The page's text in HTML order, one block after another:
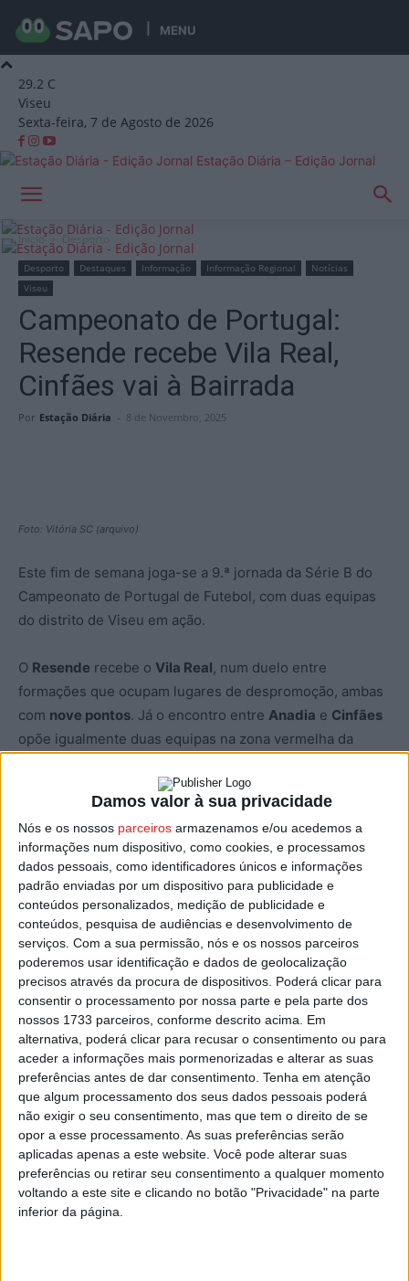
Damos valor à sua privacidade
Nós e os nossos parceiros armazenamos e/ou acedemos a
informações num dispositivo, como cookies, e processamos
dados pessoais, como identificadores únicos e informações
padrão enviadas por um dispositivo para publicidade e
conteúdos personalizados, medição de publicidade e
conteúdos, pesquisa de audiências e desenvolvimento de
serviços. Com a sua permissão, nós e os nossos parceiros
poderemos usar identificação e dados de geolocalização
precisos através da procura de dispositivos. Poderá clicar para
consentir o processamento por nossa parte e pela parte dos
nossos 1733 parceiros, conforme descrito acima. Em
alternativa, poderá clicar para recusar o consentimento ou para
aceder a informações mais pormenorizadas e alterar as suas
preferências antes de dar consentimento. Tenha em atenção
que algum processamento dos seus dados pessoais poderá
não exigir o seu consentimento, mas que tem o direito de se
opor a esse processamento. As suas preferências serão
aplicadas apenas a este website. Você pode alterar suas
preferências ou retirar seu consentimento a qualquer momento
voltando a este site e clicando no botão "Privacidade" na parte
inferior da página.
MENU
29.2 C
Viseu
Sexta-feira, 7 de Agosto de 2026
Estação Diária – Edição Jornal
Início Desporto
Desporto Destaques Informação Informação Regional
Notícias
Viseu
Campeonato de Portugal:
Resende recebe Vila Real,
Cinfães vai à Bairrada
Por Estação Diária - 8 de Novembro, 2025
Foto: Vitória SC (arquivo)
Este fim de semana joga-se a 9.ª jornada da Série B do
Campeonato de Portugal de Futebol, com duas equipas
do distrito de Viseu em ação.
O Resende recebe o Vila Real, num duelo entre
formações que ocupam lugares de despromoção, ambas
com nove pontos. Já o encontro entre Anadia e Cinfães
opõe igualmente duas equipas na zona vermelha da
do que o adversário deste domingo.
As duas partidas estão marcadas para as15h00.
Esta e outras notícias para ouvir na Estação Diária – 96.8
FM ou emwww.968.fm
Pub
TAGS Campeonato de Portugal Futebol
Artigo anterior
Divisão de Honra: Dérbi
Próximo artigo